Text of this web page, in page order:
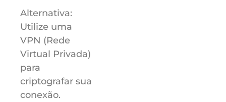
Alternativa:
Utilize uma
VPN (Rede
Virtual Privada)
para
criptografar sua
conexão.